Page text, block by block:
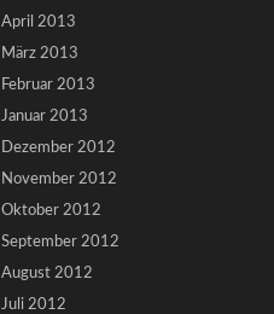
April 2013
März 2013
Februar 2013
Januar 2013
Dezember 2012
November 2012
Oktober 2012
September 2012
August 2012
Juli 2012